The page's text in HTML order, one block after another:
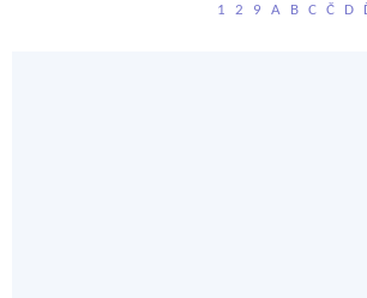
1 2 9 A B C Č D